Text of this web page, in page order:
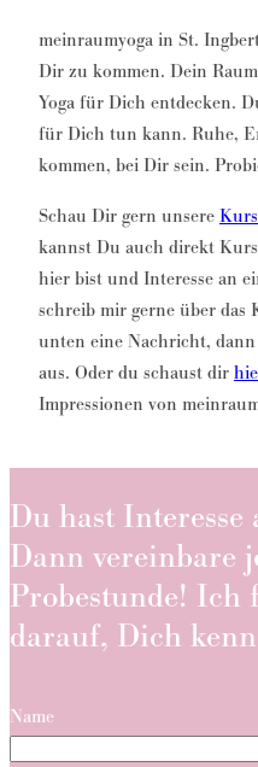
meinraumyoga in St.
Dir zu kommen. Dein
Yoga für Dich entdecken.
für Dich tun kann. Ruhe,
kommen, bei Dir sein.
Schau Dir gern unsere
kannst Du auch direkt
hier bist und Interesse an
schreib mir gerne über
unten eine Nachricht,
aus. Oder du schaust dir
Impressionen von
Du hast Interesse
Dann vereinbare
Probestunde! Ich
darauf, Dich
Name